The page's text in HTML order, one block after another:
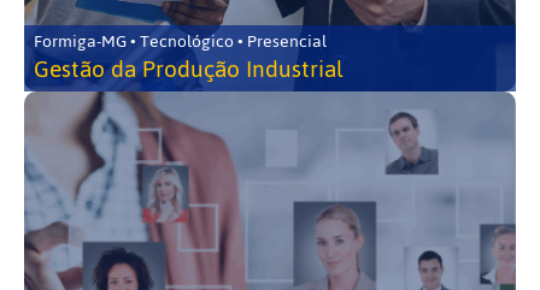
Formiga-MG • Tecnológico • Presencial
Gestão da Produção Industrial